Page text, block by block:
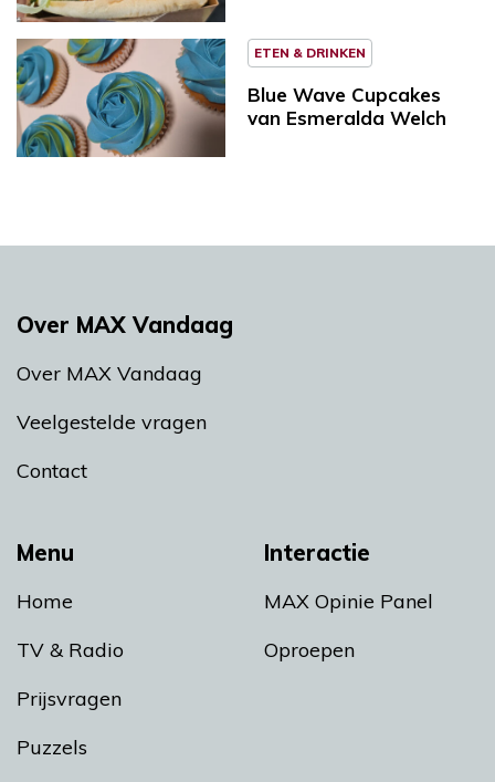
ETEN & DRINKEN
Blue Wave Cupcakes
van Esmeralda Welch
Menu
Home
TV & Radio
Prijsvragen
Puzzels
Interactie
MAX Opinie Panel
Oproepen
Over MAX Vandaag
Over MAX Vandaag
Veelgestelde vragen
Contact